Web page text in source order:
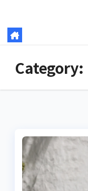
Category: